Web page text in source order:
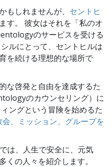
もしれませんが、 セントヒ
す。 彼女はそれを「私のオ
のサービスを受ける
ルにとって、セントヒルは
を続ける理想的な場所で
な啓発と自由を達成するた
のカウンセリング）に
ングという冒険を始めるた
、ミッション、グループを
では、人生で安全に、元気
くの人々を紹介します。